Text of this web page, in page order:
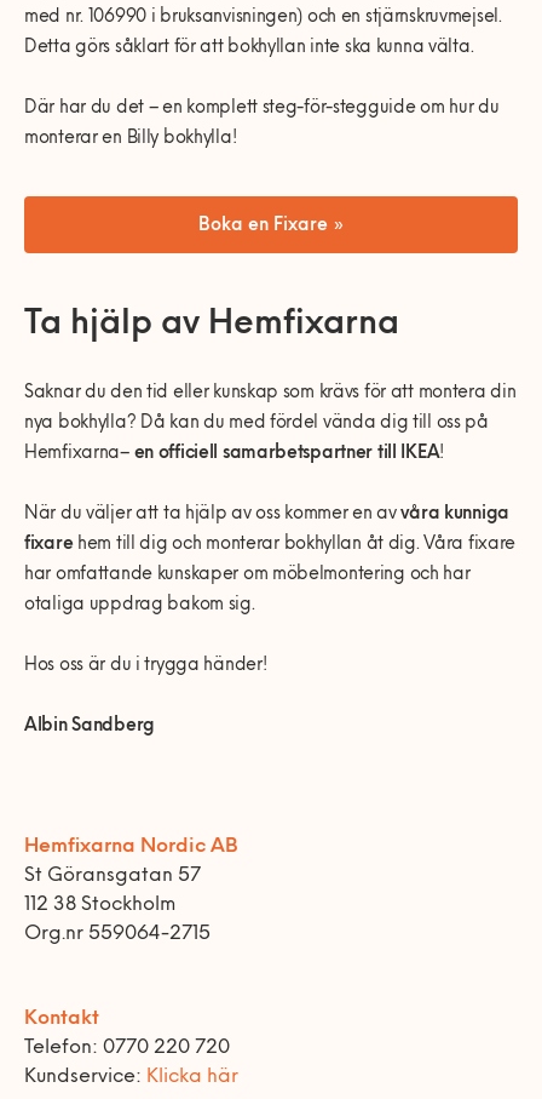
med nr. 106990 i bruksanvisningen) och en stjärnskruvmejsel.
Detta görs såklart för att bokhyllan inte ska kunna välta.
Där har du det – en komplett steg-för-stegguide om hur du
monterar en Billy bokhylla!
Boka en Fixare »
Ta hjälp av Hemfixarna
Saknar du den tid eller kunskap som krävs för att montera din
nya bokhylla? Då kan du med fördel vända dig till oss på
Hemfixarna– en officiell samarbetspartner till IKEA!
När du väljer att ta hjälp av oss kommer en avvåra kunniga
fixarehem till dig och monterar bokhyllan åt dig. Våra fixare
har omfattande kunskaper om möbelmontering och har
otaliga uppdrag bakom sig.
Hos oss är du i trygga händer!
Albin Sandberg
Hemfixarna Nordic AB
St Göransgatan 57
112 38 Stockholm
Org.nr 559064-2715
Kontakt
Telefon: 0770 220 720
Kundservice: Klicka här